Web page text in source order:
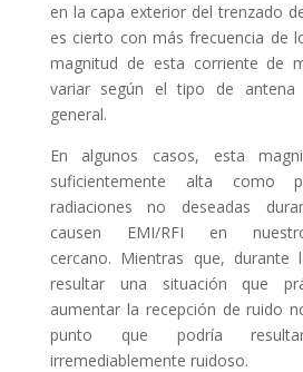
en la capa exterior del trenzado
es cierto con más frecuencia de
magnitud de esta corriente de
variar según el tipo de antena
general.
En algunos casos, esta
suficientemente alta como
radiaciones no deseadas
causen EMI/RFI en
cercano. Mientras que, durante
resultar una situación que
aumentar la recepción de ruido
punto que podría
irremediablemente ruidoso.